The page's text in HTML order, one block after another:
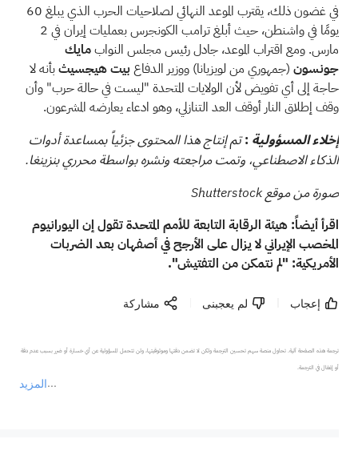
في غضون ذلك، يقترب الموعد النهائي
لصلاحيات الحرب الذي يبلغ 60
يومًا في واشنطن، حيث أبلغ ترامب الكونجرس بعمليات إيران في 2
مارس. ومع اقتراب الموعد، جادل رئيس مجلس النوابمايك
جونسون(جمهوري من لويزيانا) ووزير الدفاع بيت هيجسيثبأنه لا
حاجة إلى أي تفويض لأن الولايات المتحدة "ليست في حالة حرب" وأن
وقف إطلاق النار أوقف العد التنازلي، وهو ادعاء يعارضه المشرعون.
إخلاء المسؤولية : تم إنتاج هذا المحتوى جزئياً بمساعدة أدوات
الذكاء الاصطناعي، وتمت مراجعته ونشره بواسطة محرري بنزينغا.
صورة من موقع Shutterstock
اقرأ أيضاً: هيئة الرقابة التابعة للأمم المتحدة تقول إن اليورانيوم
المخصب الإيراني لا يزال على الأرجح في أصفهان بعد الضربات
الأمريكية: "لم نتمكن من التفتيش".
إعجاب لم يعجبنى مشاركة
المزيد
ترجمة هذه الصفحة آلية. تحاول منصة سهم تحسين الترجمة ولكن لا تضمن دقتها وموثوقيتها، ولن تتحمل المسؤولية عن أي خسارة أو ضرر بسبب عدم دقة
أو إغفال في الترجمة.